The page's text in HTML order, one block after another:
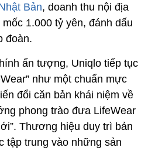
Bản, doanh thu nội địa
1.000 tỷ yên, đánh dấu
đoàn.
ấn tượng, Uniqlo tiếp tục
như một chuẩn mực
đổi căn bản khái niệm về
phong trào đưa LifeWear
Thương hiệu duy trì bản
tập trung vào những sản